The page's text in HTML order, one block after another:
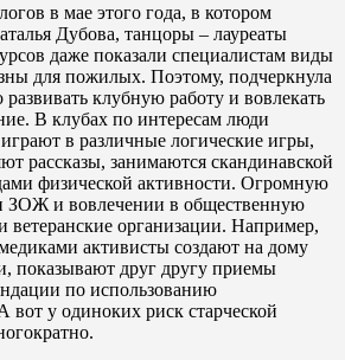
в мае этого года, в котором
Дубова, танцоры – лауреаты
даже показали специалистам виды
для пожилых. Поэтому, подчеркнула
развивать клубную работу и вовлекать
В клубах по интересам люди
играют в различные логические игры,
рассказы, занимаются скандинавской
физической активности. Огромную
ЗОЖ и вовлечении в общественную
ветеранские организации. Например,
активисты создают на дому
показывают друг другу приемы
по использованию
вот у одиноких риск старческой